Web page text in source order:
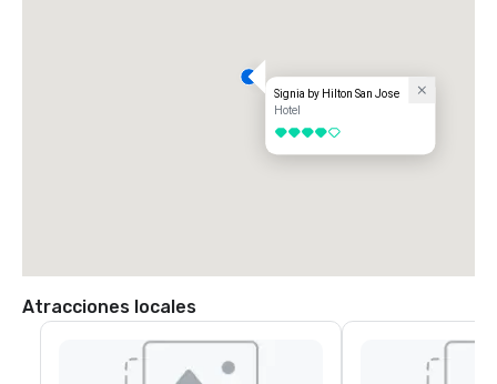
Signia by Hilton San Jose
Hotel
4 de 5
Atracciones locales